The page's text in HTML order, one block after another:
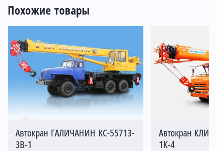
Похожие товары
Автокран ГАЛИЧАНИН KC-55713-
3В-1
Автокран
1К-4